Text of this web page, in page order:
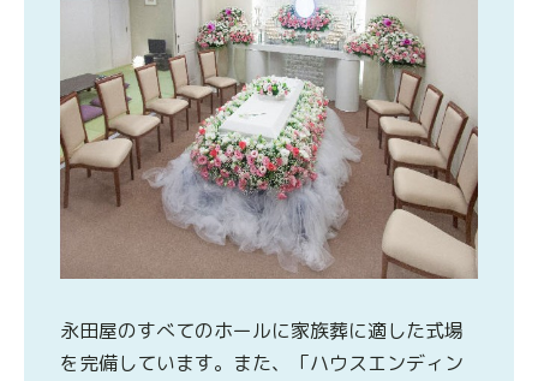
永田屋のすべてのホールに家族葬に適した式場
を完備しています。また、「ハウスエンディン